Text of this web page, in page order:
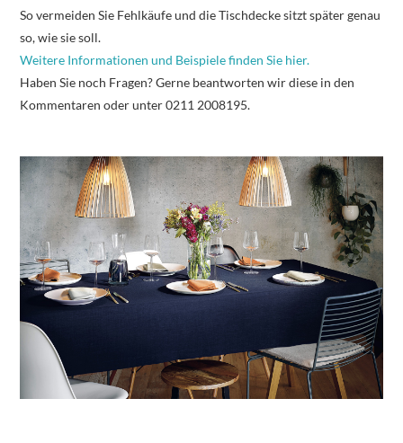
So vermeiden Sie Fehlkäufe und die Tischdecke sitzt später genau
so, wie sie soll.
Weitere Informationen und Beispiele finden Sie hier.
Haben Sie noch Fragen? Gerne beantworten wir diese in den
Kommentaren oder unter 0211 2008195.